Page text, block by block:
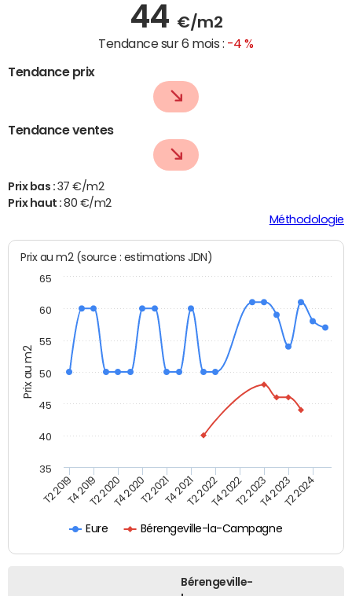
44 €/m2
Tendance sur 6 mois : -4 %
Tendance prix
Tendance ventes
Prix bas : 37 €/m2
Prix haut :80 €/m2
Méthodologie
Prix au m2
Prix au m2 (source : estimations JDN)
Eure Bérengeville-la-Campagne
T2 2019T4 2019T2 2020T4 2020T2 2021T4 2021T2 2022T4 2022T2 2023T4 2023T2 2024
35
40
45
50
55
60
65
Bérengeville-